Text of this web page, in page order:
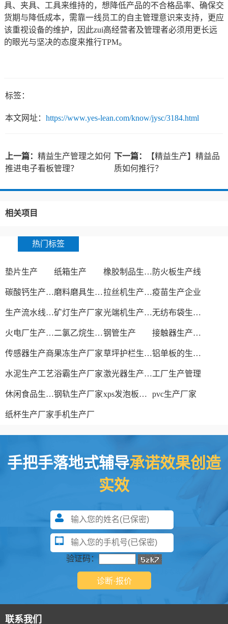
具、夹具、工具来维持的，想降低产品的不合格品率、确保交
货期与降低成本，需靠一线员工的自主管理意识来支持，更应
该重视设备的维护，因此zui高经营者及管理者必须用更长远
的眼光与坚决的态度来推行TPM。
标签：
本文网址： https://www.yes-lean.com/know/jysc/3184.html
上一篇： 精益生产管理之如何
推进电子看板管理？
下一篇：
【精益生产】精益品
质如何推行？
相关项目
热门标签
垫片生产 纸箱生产 橡胶制品生产厂 防火板生产线
碳酸钙生产设备 磨料磨具生产厂家 拉丝机生产厂家疫苗生产企业
生产流水线设备矿灯生产厂家 光端机生产厂家 无纺布袋生产厂家
火电厂生产过程 二氯乙烷生产厂家钢管生产 接触器生产厂家
传感器生产商果冻生产厂家 草坪护栏生产厂家 铝单板的生产厂家
水泥生产工艺浴霸生产厂家 激光器生产厂家工厂生产管理
休闲食品生产线钢轨生产厂家 xps发泡板材生产线 pvc生产厂家
纸杯生产厂家手机生产厂
手把手落地式辅导承诺效果创造
实效
验证码：
联系我们